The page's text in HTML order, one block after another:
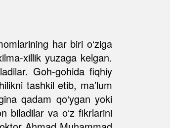
har biri o‘ziga
xillik yuzaga kelgan.
Goh-gohida fiqhiy
tashkil etib, ma’lum
qadam qo‘ygan yoki
biladilar va o‘z fikrlarini